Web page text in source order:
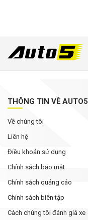
THÔNG TIN VỀ AUTO5
Về chúng tôi
Liên hệ
Điều khoản sử dụng
Chính sách bảo mật
Chính sách quảng cáo
Chính sách biên tập
Cách chúng tôi đánh giá xe